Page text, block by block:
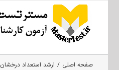
صفحه اصلی ارشد استعداد درخشان